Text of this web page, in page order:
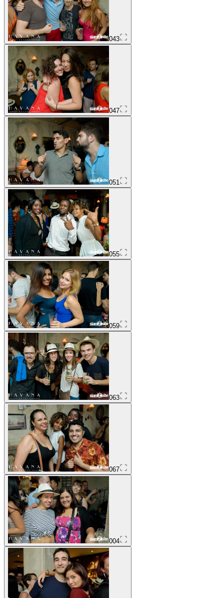
043
047
051
055
059
063
067
004